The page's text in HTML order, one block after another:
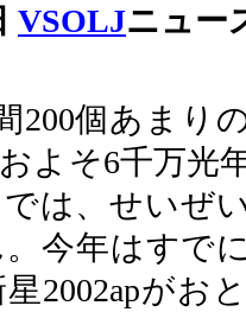
VSOLJニュー
200個あまり
よそ6千万光
は、せいぜ
今年はすで
2002apがお